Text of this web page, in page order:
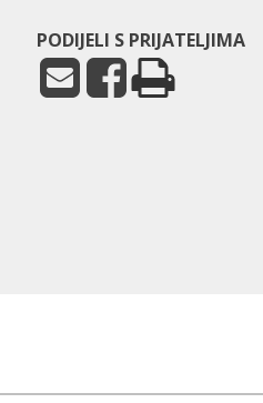
PODIJELI S PRIJATELJIMA